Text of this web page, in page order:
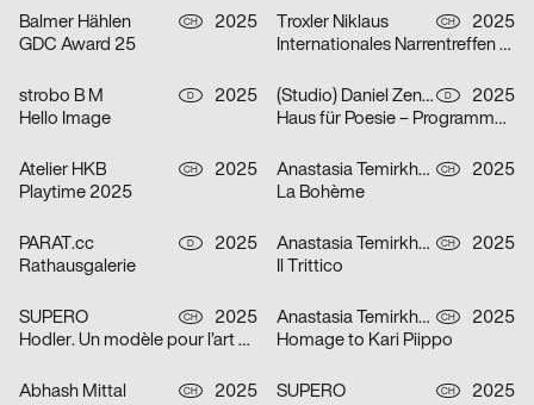
Balmer Hählen CH
2025
GDC Award 25
Troxler Niklaus CH
2025
Internationales Narrentreffen Willisau
strobo B M D
2025
Hello Image
(Studio) Daniel Zenker D
2025
Haus für Poesie – Programmkampagne September/Oktober 2025
Atelier HKB CH
2025
Playtime 2025
Anastasia Temirkhan CH
2025
La Bohème
PARAT.cc D
2025
Rathausgalerie
Anastasia Temirkhan CH
2025
Il Trittico
SUPERO CH
2025
Hodler. Un modèle pour l’art suisse
Anastasia Temirkhan CH
2025
Homage to Kari Piippo
Abhash Mittal CH
2025
SUPERO CH
2025